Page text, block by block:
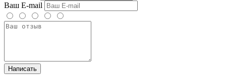
Ваш E-mail
Написать